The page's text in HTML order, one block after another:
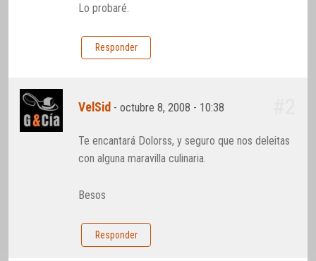
Lo probaré.
Responder
VelSid -octubre 8, 2008 - 10:38
Te encantará Dolorss, y seguro que nos deleitas
con alguna maravilla culinaria.
Besos
Responder